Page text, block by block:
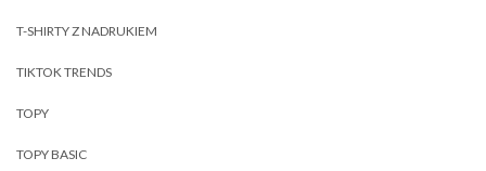
T-SHIRTY Z NADRUKIEM
TIKTOK TRENDS
TOPY
TOPY BASIC